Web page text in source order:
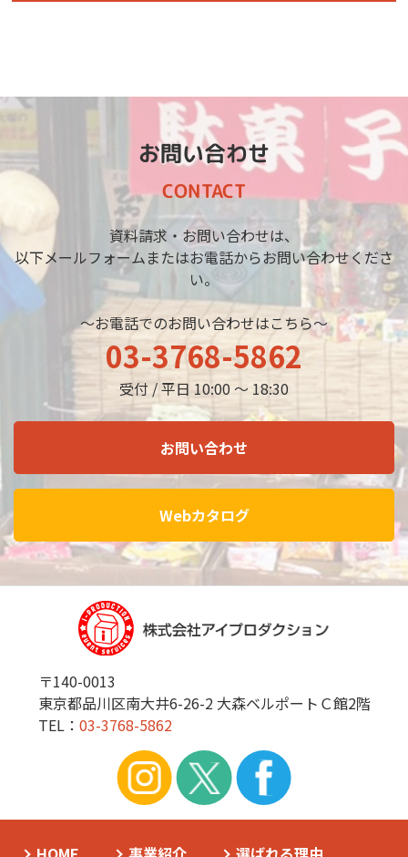
お問い合わせ
CONTACT
資料請求・お問い合わせは、
以下メールフォームまたはお電話からお問い合わせくださ
い。
～お電話でのお問い合わせはこちら～
03-3768-5862
受付 / 平日 10:00 ～ 18:30
お問い合わせ
Webカタログ
〒140-0013
東京都品川区南大井6-26-2 大森ベルポートＣ館2階
TEL： 03-3768-5862